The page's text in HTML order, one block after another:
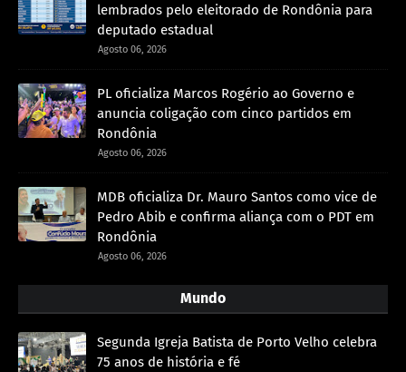
lembrados pelo eleitorado de Rondônia para
deputado estadual
Agosto 06, 2026
PL oficializa Marcos Rogério ao Governo e
anuncia coligação com cinco partidos em
Rondônia
Agosto 06, 2026
MDB oficializa Dr. Mauro Santos como vice de
Pedro Abib e confirma aliança com o PDT em
Rondônia
Agosto 06, 2026
Mundo
Segunda Igreja Batista de Porto Velho celebra
75 anos de história e fé